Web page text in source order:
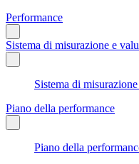
Performance
Sistema di misurazione e
Sistema di
Piano della performance
Piano della